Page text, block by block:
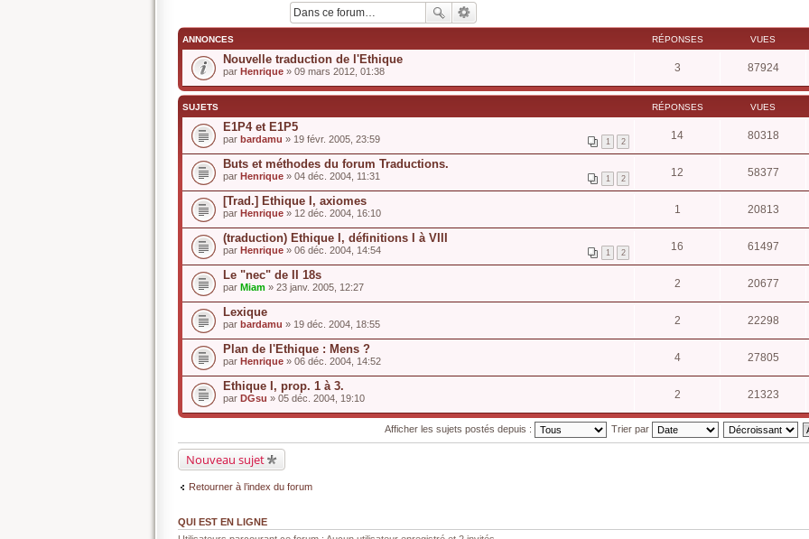
ANNONCES RÉPONSES VUES
Nouvelle traduction de l'Ethique
par Henrique » 09 mars 2012, 01:38 3 87924
SUJETS RÉPONSES VUES
E1P4 et E1P5
1 2
par bardamu » 19 févr. 2005, 23:59 14 80318
Buts et méthodes du forum Traductions.
1 2
par Henrique » 04 déc. 2004, 11:31 12 58377
[Trad.] Ethique I, axiomes
par Henrique » 12 déc. 2004, 16:10 1 20813
(traduction) Ethique I, définitions I à VIII
1 2
par Henrique » 06 déc. 2004, 14:54 16 61497
Le "nec" de II 18s
par Miam » 23 janv. 2005, 12:27 2 20677
Lexique
par bardamu » 19 déc. 2004, 18:55 2 22298
Plan de l'Ethique : Mens ?
par Henrique » 06 déc. 2004, 14:52 4 27805
Ethique I, prop. 1 à 3.
par DGsu » 05 déc. 2004, 19:10 2 21323
Afficher les sujets postés depuis : Trier par
Nouveau sujet
Retourner à l’index du forum
QUI EST EN LIGNE